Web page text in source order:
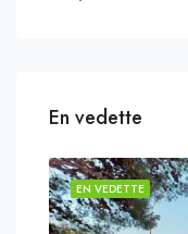
En vedette
EN VEDETTE